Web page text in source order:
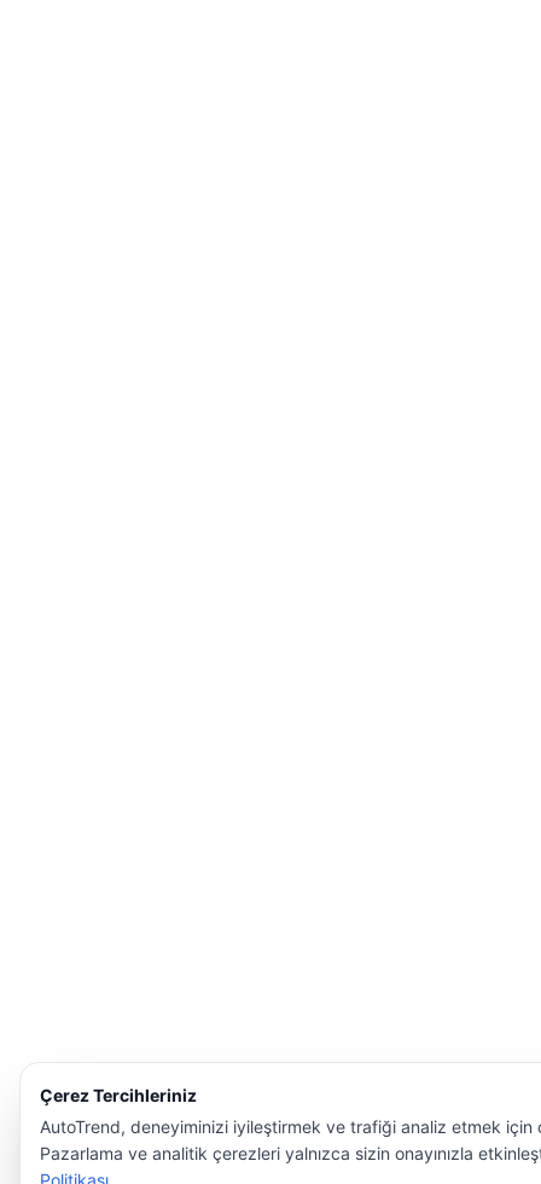
Çerez Tercihleriniz
AutoTrend, deneyiminizi iyileştirmek ve trafiği analiz etmek için
Pazarlama ve analitik çerezleri yalnızca sizin onayınızla
Politikası